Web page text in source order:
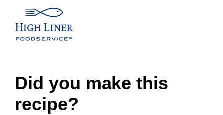
Did you make this
recipe?